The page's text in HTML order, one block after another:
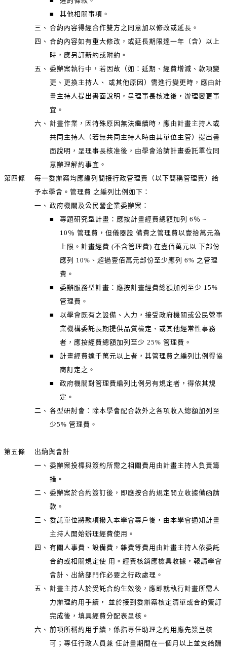
■
其他相關事項。
三、 合約內容得經合作雙方之同意加以修改或延長。
四、 合約內容如有重大修改，或延長期限達一年（含）以上
時，應另訂新約或附約。
五、 委辦案執行中，若因故（如：延期、經費增減、款項變
更、更換主持人、 或其他原因）需進行變更時，應由計
畫主持人提出書面說明，呈理事長核准後，辦理變更事
宜。
六、 計畫作業，因特殊原因無法繼續時，應由計畫主持人或
共同主持人（若無共同主持人時由其單位主管）提出書
面說明，呈理事長核准後，由學會洽請計畫委託單位同
意辦理解約事宜。
第四條
每一委辦案均應編列間接行政管理費（以下簡稱管理費）給
予本學會。管理費 之編列比例如下：
一、 政府機關及公民營企業委辦案：
■
專題研究型計畫：應按計畫經費總額加列 6％ ~
10％ 管理費，但儀器設 備費之管理費以壹拾萬元為
上限。計畫經費 (不含管理費) 在壹佰萬元以 下部份
應列 10%、超過壹佰萬元部份至少應列 6% 之管理
費。
■
委辦服務型計畫：應按計畫經費總額加列至少 15%
管理費。
■
以學會既有之設備、人力，接受政府機關或公民營事
業機構委託長期提供品質檢定、或其他經常性事務
者，應按經費總額加列至少 25% 管理費。
■
計畫經費達千萬元以上者，其管理費之編列比例得協
商訂定之。
■
政府機關對管理費編列比例另有規定者，得依其規
定。
二、 各型研討會︰除本學會配合款外之各項收入總額加列至
少5% 管理費。
第五條
出納與會計
一、 委辦案投標與簽約所需之相關費用由計畫主持人負責籌
措。
二、 委辦案於合約簽訂後，即應按合約規定開立收據備函請
款。
三、 委託單位將款項撥入本學會專戶後，由本學會通知計畫
主持人開始辦理經費使用。
四、 有關人事費、設備費，雜費等費用由計畫主持人依委託
合約或相關規定使 用。經費核銷應檢具收據，報請學會
會計、出納部門作必要之行政處理。
五、 計畫主持人於受託合約生效後，應即就執行計畫所需人
力辦理約用手續， 並於接到委辦案核定清單或合約簽訂
完成後，填具經費分配表呈核。
六、 前項所稱約用手續，係指專任助理之約用應先簽呈核
可；專任行政人員兼 任計畫期間在一個月以上並支給酬